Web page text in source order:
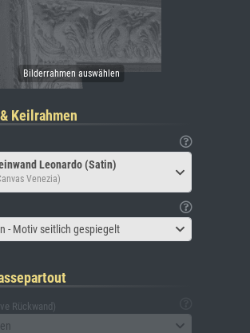
Keilrahmen
Leonardo (Satin)
Venezia)
- Motiv seitlich gespiegelt
Rückwand)